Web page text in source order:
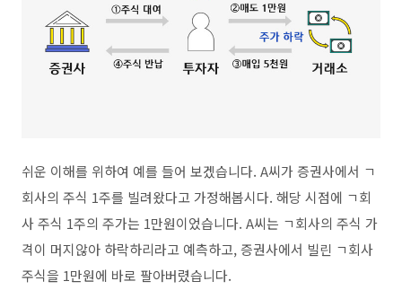
쉬운 이해를 위하여 예를 들어 보겠습니다. A씨가 증권사에서 ㄱ
회사의 주식 1주를 빌려왔다고 가정해봅시다. 해당 시점에 ㄱ회
사 주식 1주의 주가는 1만원이었습니다. A씨는 ㄱ회사의 주식 가
격이 머지않아 하락하리라고 예측하고,증권사에서 빌린 ㄱ회사
주식을 1만원에 바로 팔아버렸습니다.